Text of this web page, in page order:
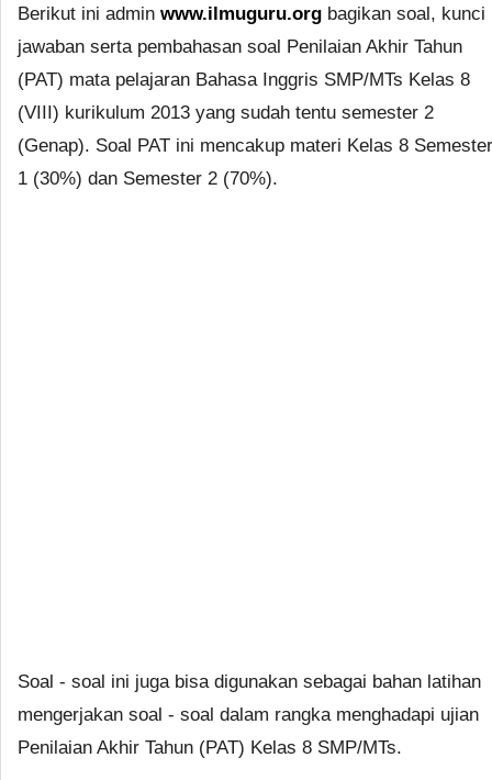
Berikut ini admin www.ilmuguru.org bagikan soal, kunci
jawaban serta pembahasan soal Penilaian Akhir Tahun
(PAT) mata pelajaran Bahasa Inggris SMP/MTs Kelas 8
(VIII) kurikulum 2013 yang sudah tentu semester 2
(Genap). Soal PAT ini mencakup materi Kelas 8 Semester
1 (30%) dan Semester 2 (70%).
Soal - soal ini juga bisa digunakan sebagai bahan latihan
mengerjakan soal - soal dalam rangka menghadapi ujian
Penilaian Akhir Tahun (PAT) Kelas 8 SMP/MTs.